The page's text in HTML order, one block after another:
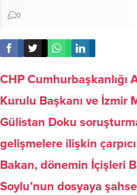
0
CHP Cumhurbaşkanlığı
Kurulu Başkanı ve İzmir
Gülistan Doku
gelişmelere ilişkin
Bakan, dönemin İçişleri
Soylu’nun dosyaya